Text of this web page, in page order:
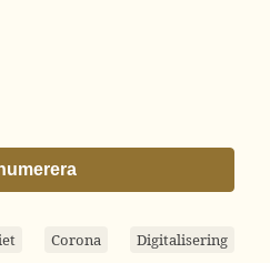
Corona Digitalisering